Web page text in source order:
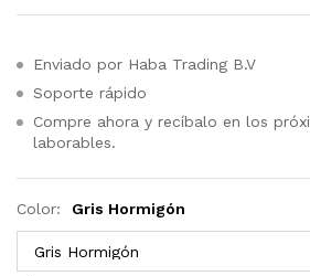
Enviado por Haba Trading B.V
Soporte rápido
Compre ahora y recíbalo en los
laborables.
Color: Gris Hormigón